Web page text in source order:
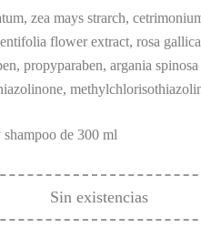
zea mays strarch,
flower extract, rosa
propyparaben, argania
de 300 ml
Sin existencias